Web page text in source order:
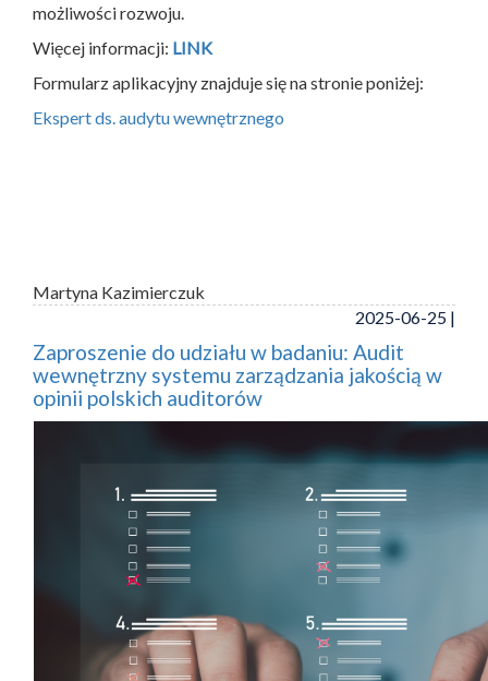
możliwości rozwoju.
Więcej informacji: LINK
Formularz aplikacyjny znajduje się na stronie poniżej:
Ekspert ds. audytu wewnętrznego
Martyna Kazimierczuk
2025-06-25 |
Zaproszenie do udziału w badaniu: Audit
wewnętrzny systemu zarządzania jakością w
opinii polskich auditorów